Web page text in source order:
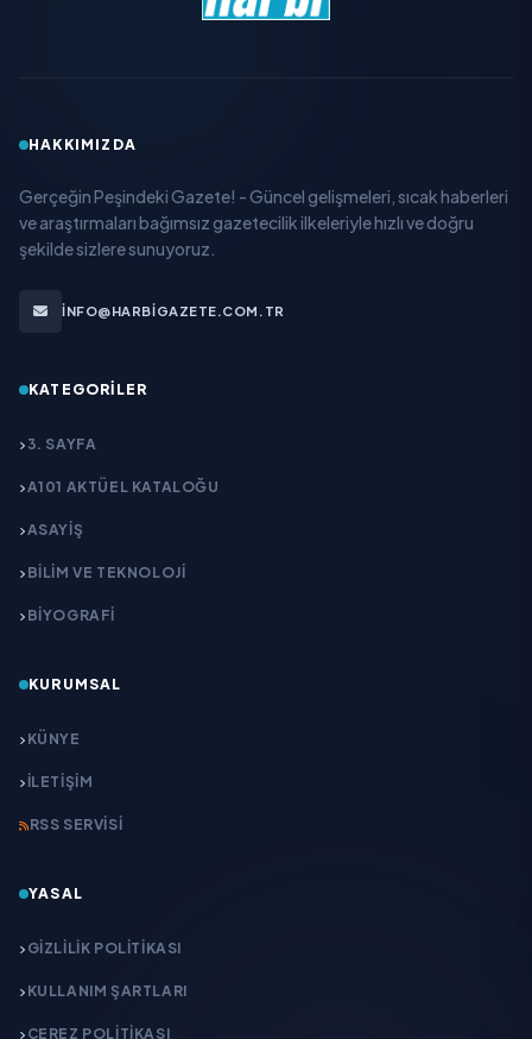
HAKKIMIZDA
Gerçeğin Peşindeki Gazete! - Güncel gelişmeleri, sıcak haberleri
ve araştırmaları bağımsız gazetecilik ilkeleriyle hızlı ve doğru
şekilde sizlere sunuyoruz.
INFO@HARBIGAZETE.COM.TR
KATEGORILER
3. SAYFA
A101 AKTÜEL KATALOĞU
ASAYİŞ
BİLİM VE TEKNOLOJİ
BİYOGRAFİ
KURUMSAL
KÜNYE
İLETIŞIM
RSS SERVISI
YASAL
GIZLILIK POLITIKASI
KULLANIM ŞARTLARI
ÇEREZ POLITIKASI